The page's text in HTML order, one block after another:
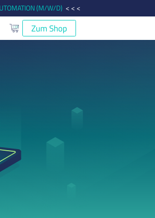
(M/W/D) < < <
Zum Shop